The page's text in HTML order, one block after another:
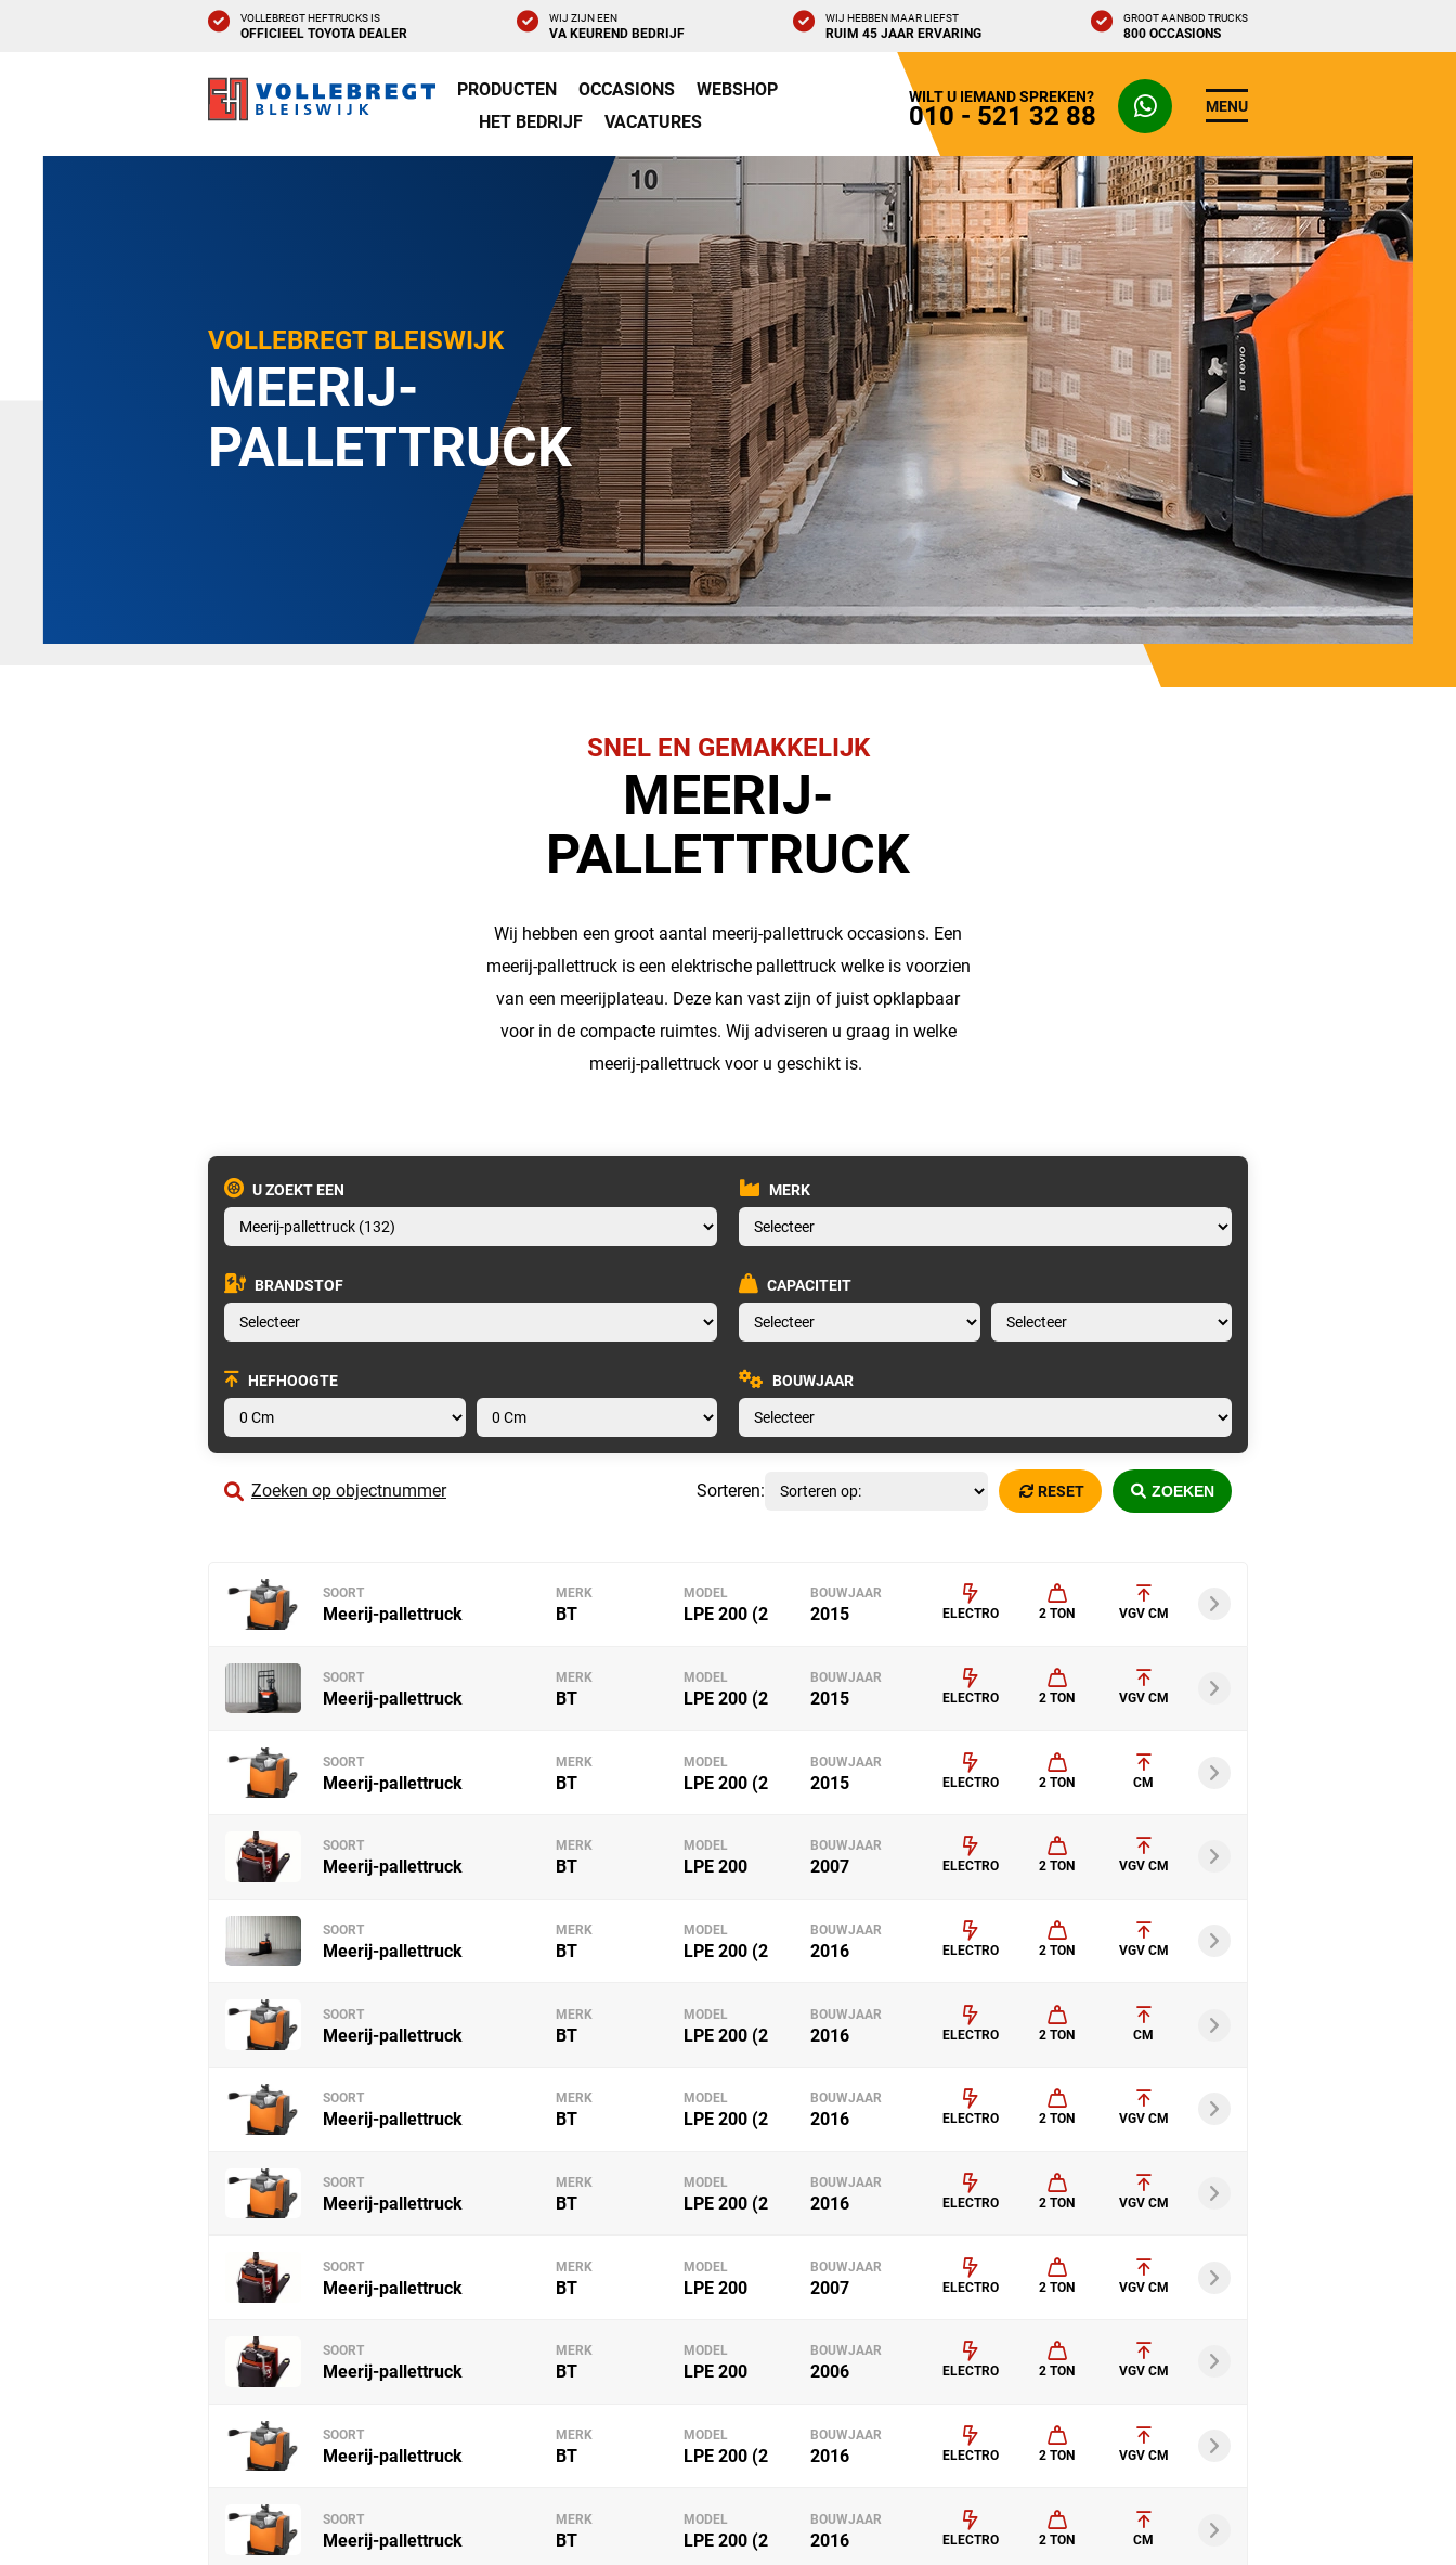
VOLLEBREGT HEFTRUCKS IS
OFFICIEEL TOYOTA DEALER
WIJ ZIJN EEN
VA KEUREND BEDRIJF
WIJ HEBBEN MAAR LIEFST
RUIM 45 JAAR ERVARING
GROOT AANBOD TRUCKS
800 OCCASIONS
PRODUCTEN OCCASIONS
WEBSHOP
HET BEDRIJF
VACATURES
WILT U IEMAND SPREKEN?
010 - 521 32 88 MENU
VOLLEBREGT BLEISWIJK
MEERIJ-
PALLETTRUCK
SNEL EN GEMAKKELIJK
MEERIJ-
PALLETTRUCK
Wij hebben een groot aantal meerij-pallettruck occasions. Een
meerij-pallettruck is een elektrische pallettruck welke is voorzien
van een meerijplateau. Deze kan vast zijn of juist opklapbaar
voor in de compacte ruimtes. Wij adviseren u graag in welke
meerij-pallettruck voor u geschikt is.
U ZOEKT EEN MERK
BRANDSTOF CAPACITEIT
HEFHOOGTE BOUWJAAR
Zoeken op objectnummer Sorteren: RESET ZOEKEN
SOORT
Meerij-pallettruck
MERK
BT
MODEL
LPE 200 (2
BOUWJAAR
2015 ELECTRO 2 TON VGV CM
SOORT
Meerij-pallettruck
MERK
BT
MODEL
LPE 200 (2
BOUWJAAR
2015 ELECTRO 2 TON VGV CM
SOORT
Meerij-pallettruck
MERK
BT
MODEL
LPE 200 (2
BOUWJAAR
2015 ELECTRO 2 TON CM
SOORT
Meerij-pallettruck
MERK
BT
MODEL
LPE 200
BOUWJAAR
2007 ELECTRO 2 TON VGV CM
SOORT
Meerij-pallettruck
MERK
BT
MODEL
LPE 200 (2
BOUWJAAR
2016 ELECTRO 2 TON VGV CM
SOORT
Meerij-pallettruck
MERK
BT
MODEL
LPE 200 (2
BOUWJAAR
2016 ELECTRO 2 TON CM
SOORT
Meerij-pallettruck
MERK
BT
MODEL
LPE 200 (2
BOUWJAAR
2016 ELECTRO 2 TON VGV CM
SOORT
Meerij-pallettruck
MERK
BT
MODEL
LPE 200 (2
BOUWJAAR
2016 ELECTRO 2 TON VGV CM
SOORT
Meerij-pallettruck
MERK
BT
MODEL
LPE 200
BOUWJAAR
2007 ELECTRO 2 TON VGV CM
SOORT
Meerij-pallettruck
MERK
BT
MODEL
LPE 200
BOUWJAAR
2006 ELECTRO 2 TON VGV CM
SOORT
Meerij-pallettruck
MERK
BT
MODEL
LPE 200 (2
BOUWJAAR
2016 ELECTRO 2 TON VGV CM
SOORT
Meerij-pallettruck
MERK
BT
MODEL
LPE 200 (2
BOUWJAAR
2016 ELECTRO 2 TON CM